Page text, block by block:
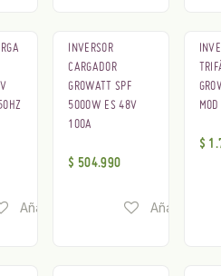
Añadir a lista de deseos
INVERSOR
CARGADOR
GROWATT SPF
5000W ES 48V
100A
$ 504.990
Añadir a
$